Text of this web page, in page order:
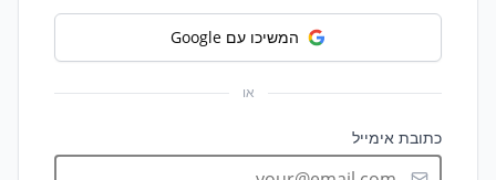
המשיכו עם Google
או
כתובת אימייל